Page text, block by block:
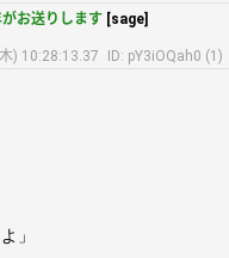
お送りします [sage]
) 10:28:13.37
ID: pY3iOQah0 (1)
」